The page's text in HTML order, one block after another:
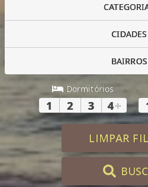
CIDADES
BAIRROS
Dormitórios
1 2 3 4+
LIMPAR